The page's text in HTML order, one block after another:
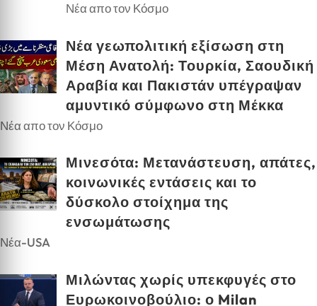
Νέα απο τον Κόσμο
Νέα γεωπολιτική εξίσωση στη
Μέση Ανατολή: Τουρκία, Σαουδική
Αραβία και Πακιστάν υπέγραψαν
αμυντικό σύμφωνο στη Μέκκα
Νέα απο τον Κόσμο
Μινεσότα: Μετανάστευση, απάτες,
κοινωνικές εντάσεις και το
δύσκολο στοίχημα της
ενσωμάτωσης
Νέα-USA
Μιλώντας χωρίς υπεκφυγές στο
Ευρωκοινοβούλιο: ο Milan